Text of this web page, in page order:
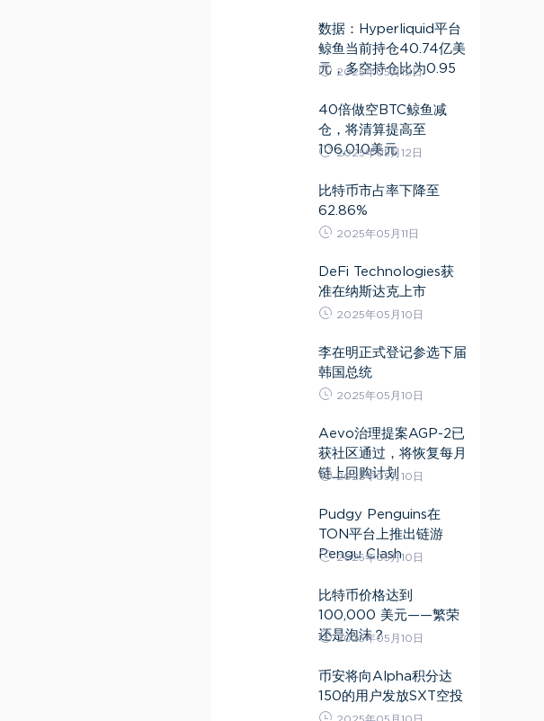
数据：Hyperliquid平台
鲸鱼当前持仓40.74亿美
元，多空持仓比为0.95
2025年05月12日
40倍做空BTC鲸鱼减
仓，将清算提高至
106,010美元
2025年05月12日
比特币市占率下降至
62.86%
2025年05月11日
DeFi Technologies获
准在纳斯达克上市
2025年05月10日
李在明正式登记参选下届
韩国总统
2025年05月10日
Aevo治理提案AGP-2已
获社区通过，将恢复每月
链上回购计划
2025年05月10日
Pudgy Penguins在
TON平台上推出链游
Pengu Clash
2025年05月10日
比特币价格达到
100,000 美元——繁荣
还是泡沫？
2025年05月10日
币安将向Alpha积分达
150的用户发放SXT空投